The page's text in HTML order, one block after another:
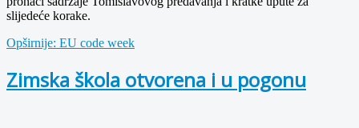
slijedeće korake.
Opširnije: EU code week
Zimska škola otvorena i u pogonu